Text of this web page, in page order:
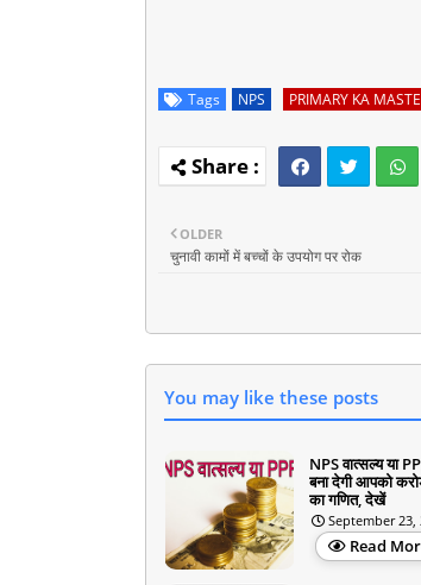
Tags NPS PRIMARY KA
OLDER
चुनावी कामों में बच्चों के उपयोग पर रोक
You may like these posts
NPS वात्सल्य या
बना देगी आपको
का गणित, देखें
September 23,
Read